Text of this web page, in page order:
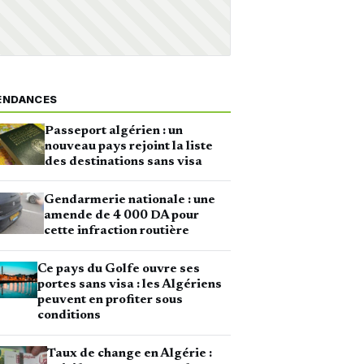
Passeport algérien : un
nouveau pays rejoint la liste
des destinations sans visa
Gendarmerie nationale : une
amende de 4 000 DA pour
cette infraction routière
Ce pays du Golfe ouvre ses
portes sans visa : les Algériens
peuvent en profiter sous
conditions
Taux de change en Algérie :